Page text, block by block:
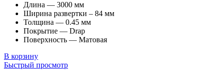
Длина — 3000 мм
Ширина развертки – 84 мм
Толщина — 0.45 мм
Покрытие — Drap
Поверхность — Матовая
В корзину
Быстрый просмотр